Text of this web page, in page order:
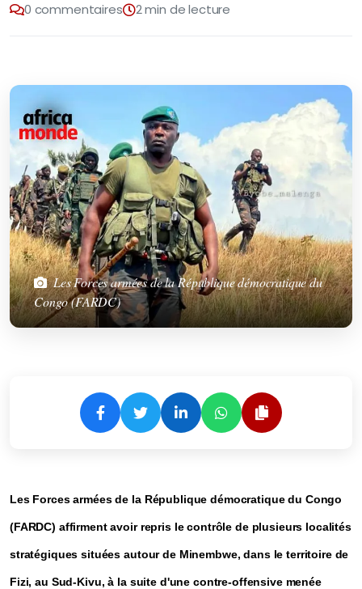
0 commentaires
2 min de lecture
Les Forces armées de la République démocratique du
Congo (FARDC)
Les Forces armées de la République démocratique du Congo
(FARDC) affirment avoir repris le contrôle de plusieurs localités
stratégiques situées autour de Minembwe, dans le territoire de
Fizi, au Sud-Kivu, à la suite d'une contre-offensive menée